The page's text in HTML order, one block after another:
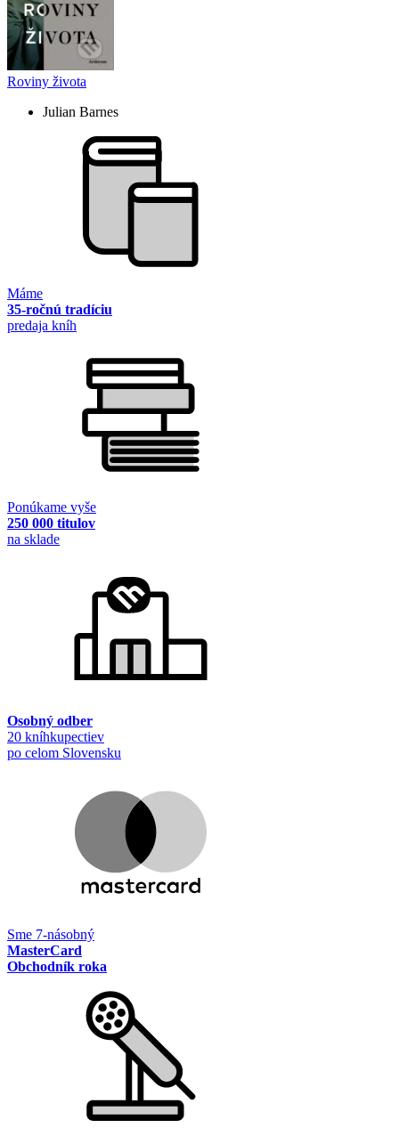
Roviny života
Julian Barnes
Máme
35-ročnú tradíciu
predaja kníh
Ponúkame vyše
250 000 titulov
na sklade
Osobný odber
20 kníhkupectiev
po celom Slovensku
Sme 7-násobný
MasterCard
Obchodník roka